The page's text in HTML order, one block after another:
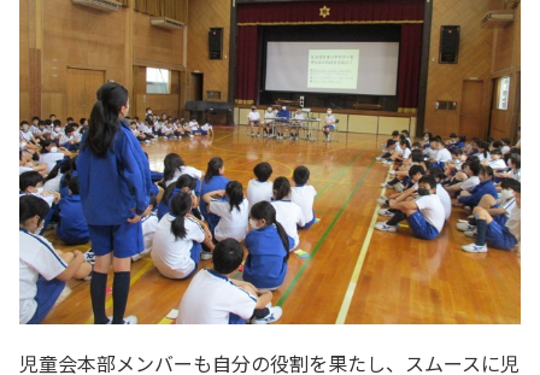
児童会本部メンバーも自分の役割を果たし、スムースに児